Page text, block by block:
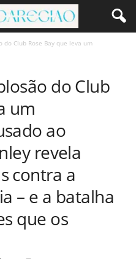
do Club Rose Bay que leva um
do Club
um
ao
revela
contra a
– e a batalha
que os